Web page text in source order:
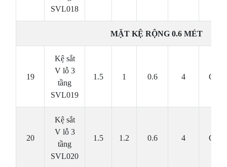
SVL018
MẶT KỆ RỘNG 0.6 MÉT
19
Kệ sắt
V lỗ 3
tầng
SVL019
1.5 1 0.6 4 Cái
20
Kệ sắt
V lỗ 3
tầng
SVL020
1.5 1.2 0.6 4 Cái